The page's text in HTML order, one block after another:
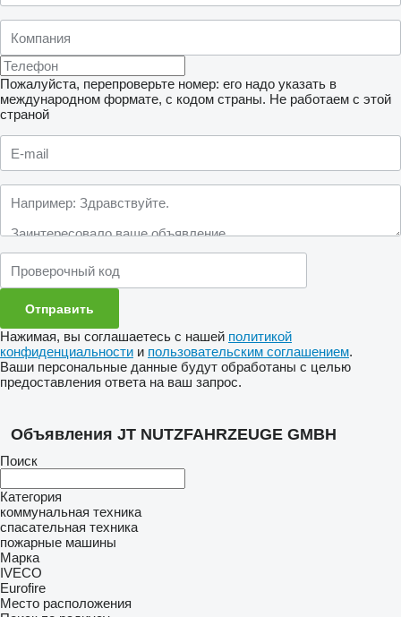
Пожалуйста, перепроверьте номер: его надо указать в
международном формате, с кодом страны. Не работаем с этой
страной
Нажимая, вы соглашаетесь с нашей политикой
конфиденциальности и пользовательским соглашением.
Ваши персональные данные будут обработаны с целью
предоставления ответа на ваш запрос.
Объявления JT NUTZFAHRZEUGE GMBH
Поиск
Категория
коммунальная техника
спасательная техника
пожарные машины
Марка
IVECO
Eurofire
Место расположения